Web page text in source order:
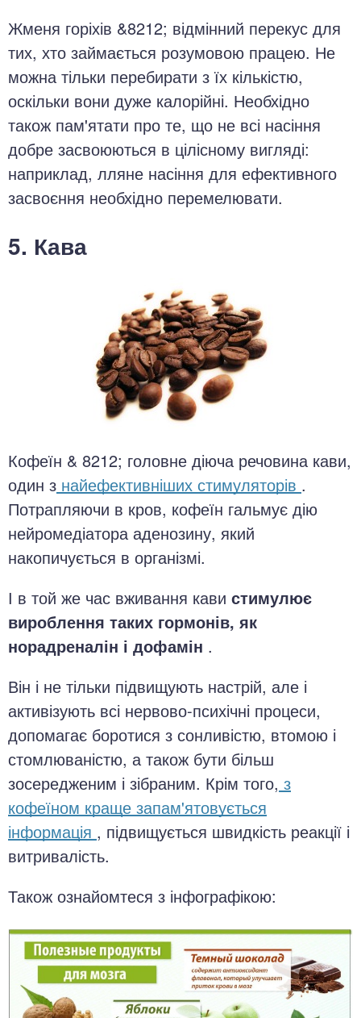
Жменя горіхів &8212; відмінний перекус для
тих, хто займається розумовою працею. Не
можна тільки перебирати з їх кількістю,
оскільки вони дуже калорійні. Необхідно
також пам'ятати про те, що не всі насіння
добре засвоюються в цілісному вигляді:
наприклад, лляне насіння для ефективного
засвоєння необхідно перемелювати.
5. Кава
Кофеїн & 8212; головне діюча речовина кави,
один з найефективніших стимуляторів .
Потрапляючи в кров, кофеїн гальмує дію
нейромедіатора аденозину, який
накопичується в організмі.
І в той же час вживання кави стимулює
вироблення таких гормонів, як
норадреналін і дофамін .
Він і не тільки підвищують настрій, але і
активізують всі нервово-психічні процеси,
допомагає боротися з сонливістю, втомою і
стомлюваністю, а також бути більш
зосередженим і зібраним. Крім того, з
кофеїном краще запам'ятовується
інформація , підвищується швидкість реакції і
витривалість.
Також ознайомтеся з інфографікою: